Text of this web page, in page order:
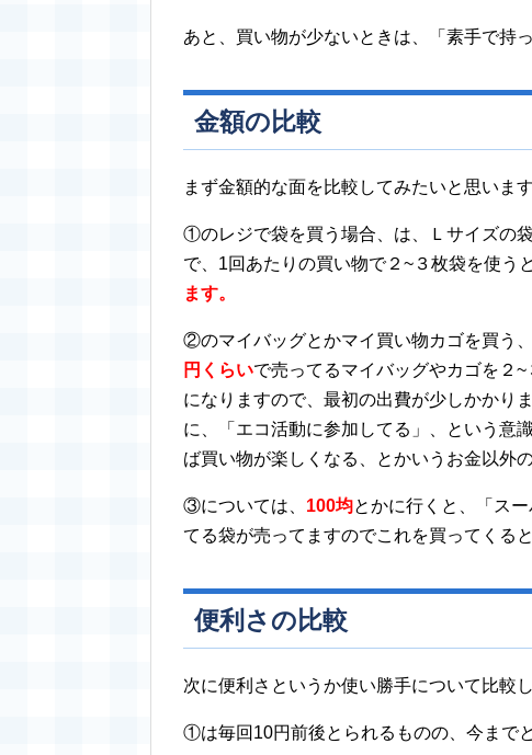
あと、買い物が少ないときは、「素手で持
金額の比較
まず金額的な面を比較してみたいと思います
①のレジで袋を買う場合、は、Ｌサイズの
で、1回あたりの買い物で２~３枚袋を使う
ます。
②のマイバッグとかマイ買い物カゴを買う
円くらいで売ってるマイバッグやカゴを２
になりますので、最初の出費が少しかかり
に、「エコ活動に参加してる」、という意
ば買い物が楽しくなる、とかいうお金以外
③については、 100均とかに行くと、「ス
てる袋が売ってますのでこれを買ってくる
便利さの比較
次に便利さというか使い勝手について比較し
①は毎回10円前後とられるものの、今まで